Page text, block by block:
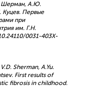
Шерман, А.Ю.
Куцев. Первые
при
им. Г.Н.
0031-403X-
Sherman, A.Yu.
First results of
fibrosis in childhood.